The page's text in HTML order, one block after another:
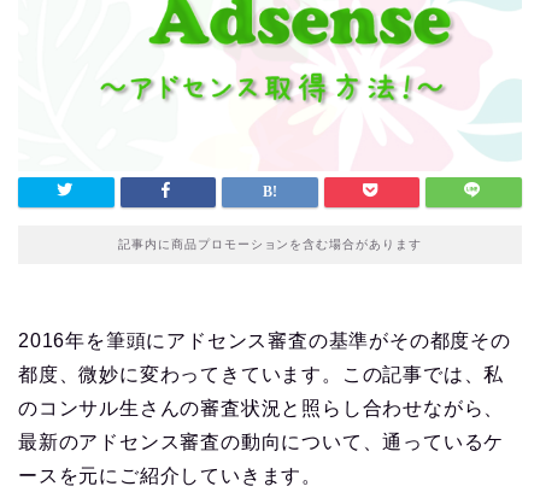
記事内に商品プロモーションを含む場合があります
2016年を筆頭にアドセンス審査の基準がその都度その
都度、微妙に変わってきています。この記事では、私
のコンサル生さんの審査状況と照らし合わせながら、
最新のアドセンス審査の動向について、通っているケ
ースを元にご紹介していきます。